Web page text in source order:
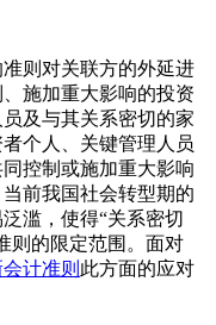
则对关联方的外延进
施加重大影响的投资
及与其关系密切的家
个人、关键管理人员
控制或施加重大影响
前我国社会转型期的
滥，使得“关系密切
则的限定范围。面对
会计准则 此方面的应对